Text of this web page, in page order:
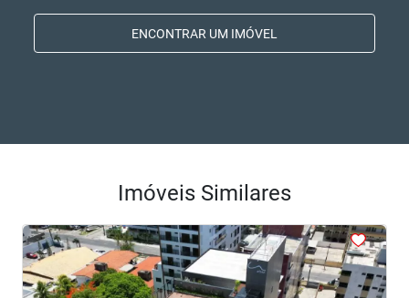
ENCONTRAR UM IMÓVEL
Imóveis Similares
<<<<